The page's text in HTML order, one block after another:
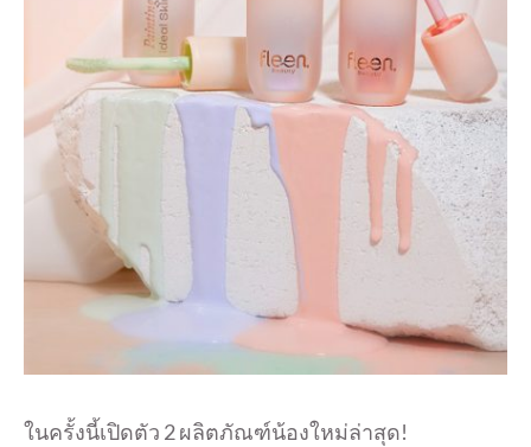
ในครั้งนี้เปิดตัว 2 ผลิตภัณฑ์น้องใหม่ล่าสุด!